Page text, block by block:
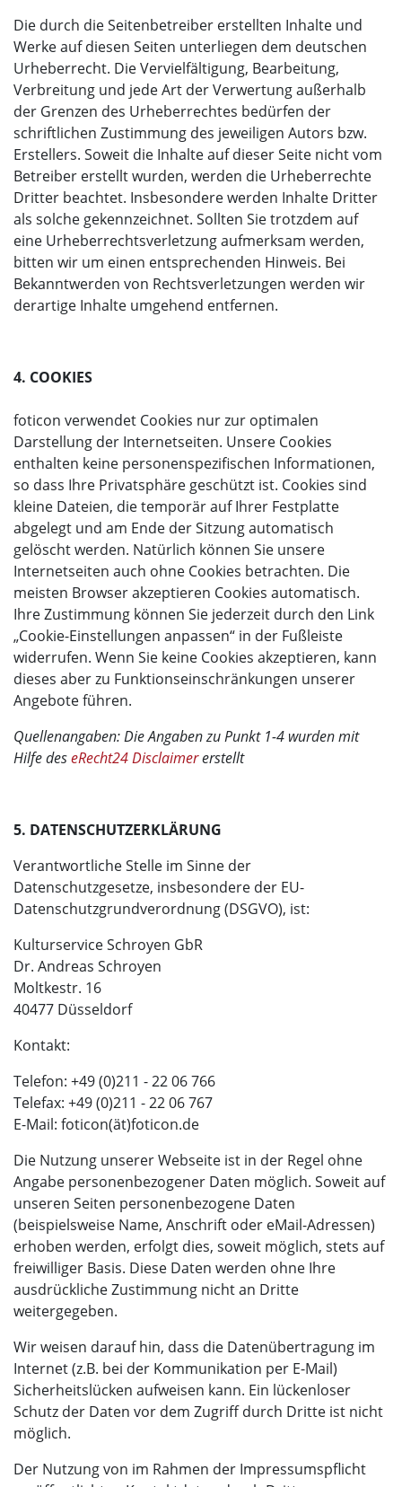
Die durch die Seitenbetreiber erstellten Inhalte und
Werke auf diesen Seiten unterliegen dem deutschen
Urheberrecht. Die Vervielfältigung, Bearbeitung,
Verbreitung und jede Art der Verwertung außerhalb
der Grenzen des Urheberrechtes bedürfen der
schriftlichen Zustimmung des jeweiligen Autors bzw.
Erstellers. Soweit die Inhalte auf dieser Seite nicht vom
Betreiber erstellt wurden, werden die Urheberrechte
Dritter beachtet. Insbesondere werden Inhalte Dritter
als solche gekennzeichnet. Sollten Sie trotzdem auf
eine Urheberrechtsverletzung aufmerksam werden,
bitten wir um einen entsprechenden Hinweis. Bei
Bekanntwerden von Rechtsverletzungen werden wir
derartige Inhalte umgehend entfernen.
4. COOKIES
foticon verwendet Cookies nur zur optimalen
Darstellung der Internetseiten. Unsere Cookies
enthalten keine personenspezifischen Informationen,
so dass Ihre Privatsphäre geschützt ist. Cookies sind
kleine Dateien, die temporär auf Ihrer Festplatte
abgelegt und am Ende der Sitzung automatisch
gelöscht werden. Natürlich können Sie unsere
Internetseiten auch ohne Cookies betrachten. Die
meisten Browser akzeptieren Cookies automatisch.
Ihre Zustimmung können Sie jederzeit durch den Link
„Cookie-Einstellungen anpassen“ in der Fußleiste
widerrufen. Wenn Sie keine Cookies akzeptieren, kann
dieses aber zu Funktionseinschränkungen unserer
Angebote führen.
Quellenangaben: Die Angaben zu Punkt 1-4 wurden mit
Hilfe deseRecht24 Disclaimererstellt
5. DATENSCHUTZERKLÄRUNG
Verantwortliche Stelle im Sinne der
Datenschutzgesetze, insbesondere der EU-
Datenschutzgrundverordnung (DSGVO), ist:
Kulturservice Schroyen GbR
Dr. Andreas Schroyen
Moltkestr. 16
40477 Düsseldorf
Kontakt:
Telefon: +49 (0)211 - 22 06 766
Telefax: +49 (0)211 - 22 06 767
E-Mail: foticon(ät)foticon.de
Die Nutzung unserer Webseite ist in der Regel ohne
Angabe personenbezogener Daten möglich. Soweit auf
unseren Seiten personenbezogene Daten
(beispielsweise Name, Anschrift oder eMail-Adressen)
erhoben werden, erfolgt dies, soweit möglich, stets auf
freiwilliger Basis. Diese Daten werden ohne Ihre
ausdrückliche Zustimmung nicht an Dritte
weitergegeben.
Wir weisen darauf hin, dass die Datenübertragung im
Internet (z.B. bei der Kommunikation per E-Mail)
Sicherheitslücken aufweisen kann. Ein lückenloser
Schutz der Daten vor dem Zugriff durch Dritte ist nicht
möglich.
Der Nutzung von im Rahmen der Impressumspflicht